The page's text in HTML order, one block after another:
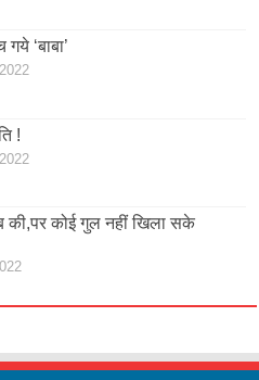
‘बाबा’
!
की,पर कोई गुल नहीं खिला सके